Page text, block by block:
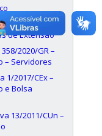
190/2024/CUn,
de Extensão
2020/GR –
– Servidores
1/2017/CEx –
e Bolsa
13/2011/CUn –